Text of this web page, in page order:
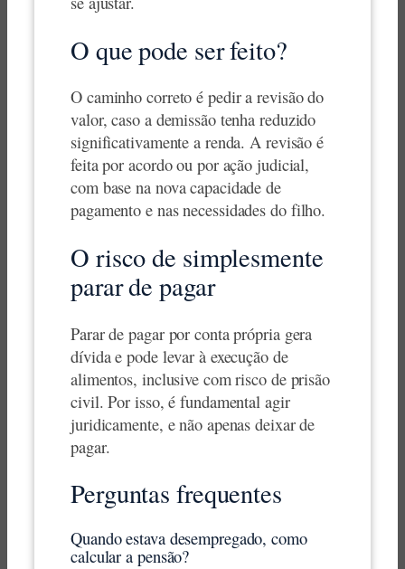
O que pode ser feito?
O caminho correto é pedir a revisão do
valor, caso a demissão tenha reduzido
significativamente a renda. A revisão é
feita por acordo ou por ação judicial,
com base na nova capacidade de
pagamento e nas necessidades do filho.
O risco de simplesmente
parar de pagar
Parar de pagar por conta própria gera
dívida e pode levar à execução de
alimentos, inclusive com risco de prisão
civil. Por isso, é fundamental agir
juridicamente, e não apenas deixar de
pagar.
Perguntas frequentes
Quando estava desempregado, como
calcular a pensão?